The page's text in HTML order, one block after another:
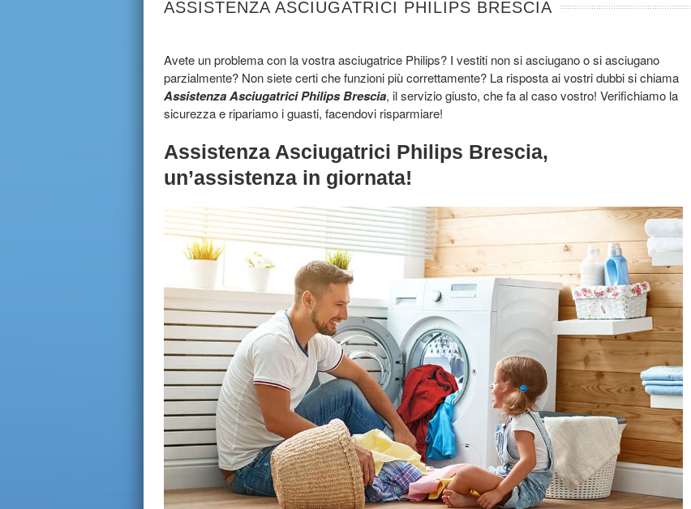
ASSISTENZA ASCIUGATRICI PHILIPS BRESCIA
Avete un problema con la vostra asciugatrice Philips? I vestiti non si asciugano o si asciugano
parzialmente? Non siete certi che funzioni più correttamente? La risposta ai vostri dubbi si chiama
Assistenza Asciugatrici Philips Brescia, il servizio giusto, che fa al caso vostro! Verifichiamo la
sicurezza e ripariamo i guasti, facendovi risparmiare!
Assistenza Asciugatrici Philips Brescia,
un’assistenza in giornata!